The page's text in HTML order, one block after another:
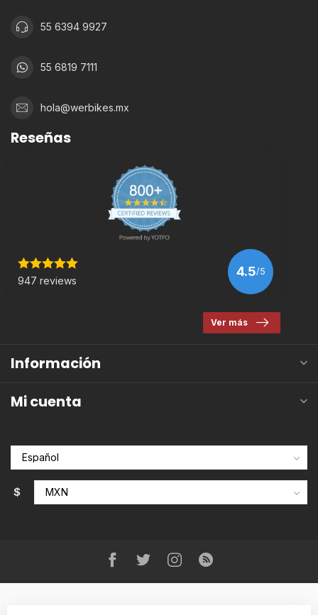
55 6394 9927
55 6819 7111
hola@werbikes.mx
Reseñas
947 reviews
4.5/5
Ver más
Información
Mi cuenta
$